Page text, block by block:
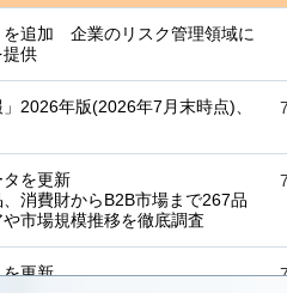
を追加 企業のリスク管理領域に
提供
2026年版(2026年7月末時点)、
を更新
消費財からB2B市場まで267品
市場規模推移を徹底調査
更新